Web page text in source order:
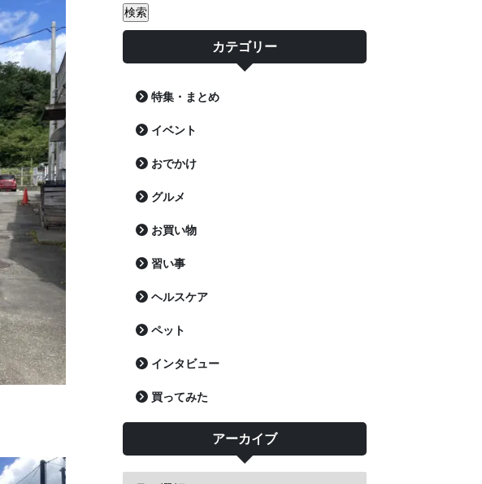
カテゴリー
特集・まとめ
イベント
おでかけ
グルメ
お買い物
習い事
ヘルスケア
ペット
インタビュー
買ってみた
アーカイブ